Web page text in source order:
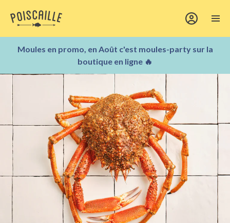
Moules en promo, en Août c'est moules-party sur la
boutique en ligne 🔥